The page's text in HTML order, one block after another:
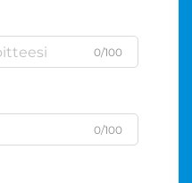
0/100
0/100